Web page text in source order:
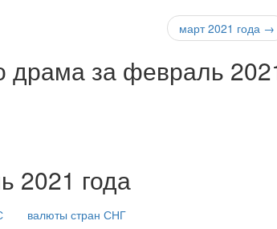
март 2021 года →
драма за февраль
2021 года
валюты стран СНГ